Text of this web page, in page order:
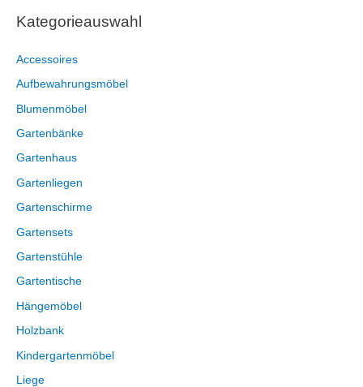
Kategorieauswahl
Accessoires
Aufbewahrungsmöbel
Blumenmöbel
Gartenbänke
Gartenhaus
Gartenliegen
Gartenschirme
Gartensets
Gartenstühle
Gartentische
Hängemöbel
Holzbank
Kindergartenmöbel
Liege